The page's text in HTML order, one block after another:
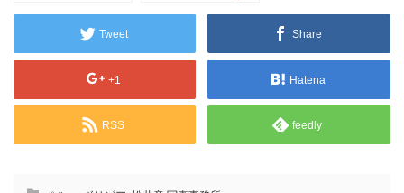
Tweet Share
+1 Hatena
RSS feedly